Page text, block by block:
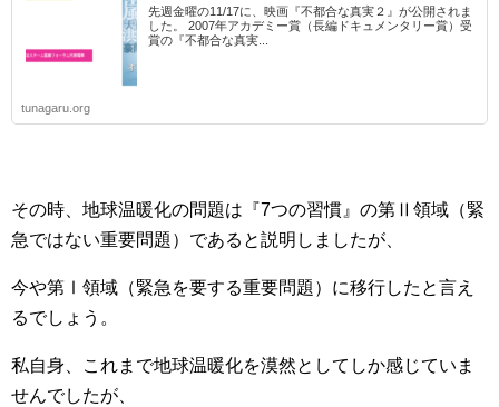
先週金曜の11/17に、映画『不都合な真実２』が公開されま
した。 2007年アカデミー賞（長編ドキュメンタリー賞）受
賞の『不都合な真実...
tunagaru.org
その時、地球温暖化の問題は『7つの習慣』の第Ⅱ領域（緊
急ではない重要問題）であると説明しましたが、
今や第Ⅰ領域（緊急を要する重要問題）に移行したと言え
るでしょう。
私自身、これまで地球温暖化を漠然としてしか感じていま
せんでしたが、